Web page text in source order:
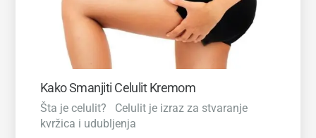
Kako Smanjiti Celulit Kremom
Šta je celulit? Celulit je izraz za stvaranje
kvržica i udubljenja